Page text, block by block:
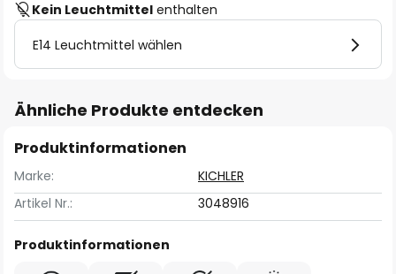
Kein Leuchtmittel enthalten
E14 Leuchtmittel wählen
Ähnliche Produkte entdecken
Produktinformationen
Marke:
KICHLER
Artikel Nr.:
3048916
Produktinformationen